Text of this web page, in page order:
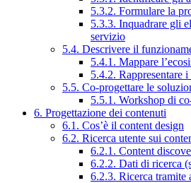
5.3.2. Formulare la
5.3.3. Inquadrare gli
servizio
5.4. Descrivere il
5.4.1. Mappare
5.4.2. Rappresentare
5.5. Co-progettare le
5.5.1. Workshop di
6. Progettazione dei contenuti
6.1. Cos’è il content design
6.2. Ricerca utente sui
6.2.1. Content
6.2.2. Dati di ricerca
6.2.3. Ricerca tramite